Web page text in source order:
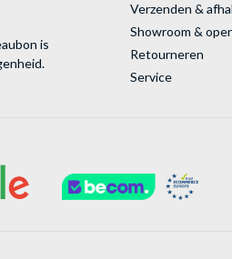
is
Verzenden &
Showroom &
Retourneren
Service